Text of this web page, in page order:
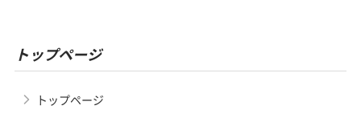
トップページ
トップページ